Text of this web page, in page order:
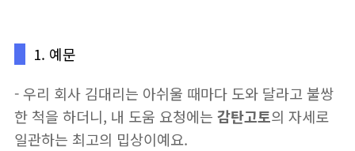
1. 예문
- 우리 회사 김대리는 아쉬울 때마다 도와 달라고 불쌍
한 척을 하더니, 내 도움 요청에는 감탄고토의 자세로
일관하는 최고의 밉상이예요.